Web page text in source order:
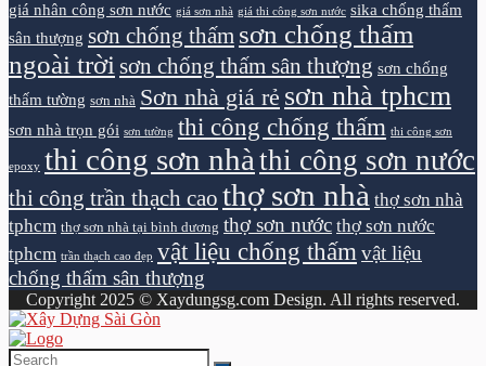
giá nhân công sơn nước giá sơn nhà giá thi công sơn nước sika chống thấm
sân thượng sơn chống thấm sơn chống thấm
ngoài trời sơn chống thấm sân thượng sơn chống
thấm tường sơn nhà Sơn nhà giá rẻ sơn nhà tphcm
sơn nhà trọn gói sơn tường thi công chống thấm thi công sơn
epoxy thi công sơn nhà thi công sơn nước
thi công trần thạch cao thợ sơn nhà thợ sơn nhà
tphcm thợ sơn nhà tại bình dương thợ sơn nước thợ sơn nước
tphcm trần thạch cao đẹp vật liệu chống thấm vật liệu
chống thấm sân thượng
Copyright 2025 © Xaydungsg.com Design. All rights reserved.